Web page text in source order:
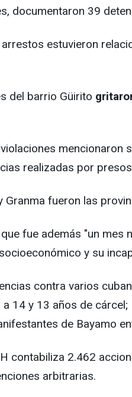
documentaron 39
estuvieron
del barrio Güirito
realizadas por
Granma fueron las
fue además "un mes
y su
contra varios
14 y 13 años de
de Bayamo
contabiliza 2.462
arbitrarias.